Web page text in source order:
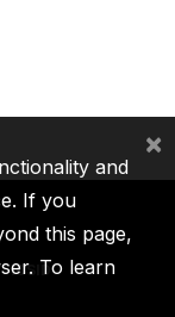
ICSID
and
If you
this page,
To learn
×